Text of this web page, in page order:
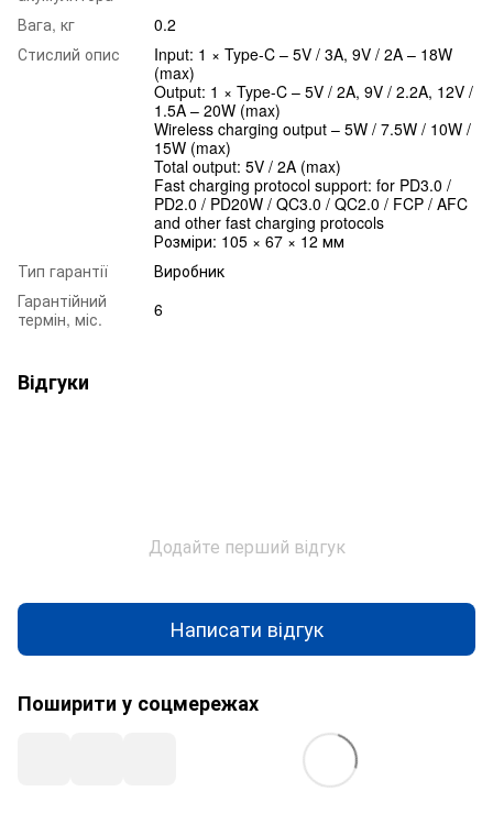
Вага, кг
0.2
Стислий опис
Input: 1 × Type-C – 5V / 3A, 9V / 2A – 18W
(max)
Output: 1 × Type-C – 5V / 2A, 9V / 2.2A, 12V /
1.5A – 20W (max)
Wireless charging output – 5W / 7.5W / 10W /
15W (max)
Total output: 5V / 2A (max)
Fast charging protocol support: for PD3.0 /
PD2.0 / PD20W / QC3.0 / QC2.0 / FCP / AFC
and other fast charging protocols
Розміри: 105 × 67 × 12 мм
Тип гарантії
Виробник
Гарантійний
термін, міс.
6
Відгуки
Додайте перший відгук
Написати відгук
Поширити у соцмережах